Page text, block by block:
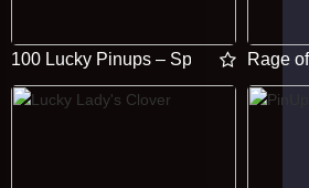
100 Lucky Pinups – Spin’O’wheel
Rage